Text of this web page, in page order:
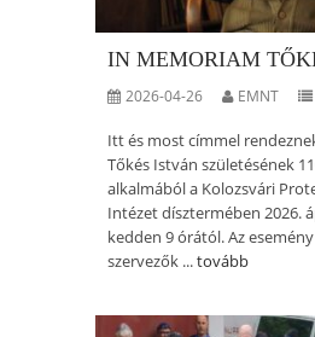
IN MEMORIAM
2026-04-26 EMNT
Itt és most címmel
Tőkés István születésének
alkalmából a Kolozsvári
Intézet dísztermében 2026.
kedden 9 órától. Az
szervezők ...tovább